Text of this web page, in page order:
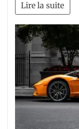
Lire la suite